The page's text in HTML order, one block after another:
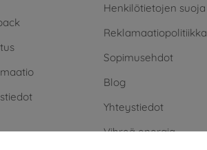
Henkilötietojen suoja
Reklamaatiopolitiikka
Sopimusehdot
Blog
Yhteystiedot
Vihreä energia